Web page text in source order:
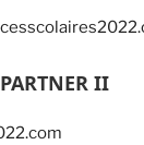
II